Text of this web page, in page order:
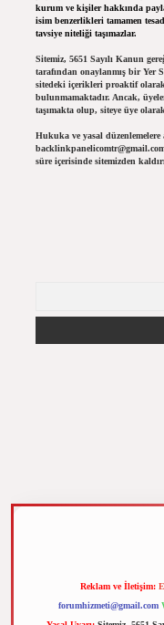
kurum ve kişiler hakkında
isim benzerlikleri tamamen
tavsiye niteliği taşımazlar.
Sitemiz, 5651 Sayılı Kanun
tarafından onaylanmış bir Yer
sitedeki içerikleri proaktif
bulunmamaktadır. Ancak,
taşımakta olup, siteye üye
Hukuka ve yasal
süre içerisinde sitemizden
Reklam ve İletişim:
forumhizmeti@gmail.com